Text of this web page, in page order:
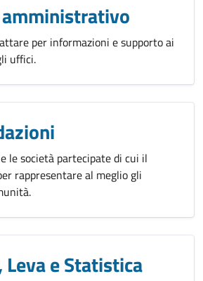
per informazioni e supporto ai
uffici.
le società partecipate di cui il
rappresentare al meglio gli
e Statistica